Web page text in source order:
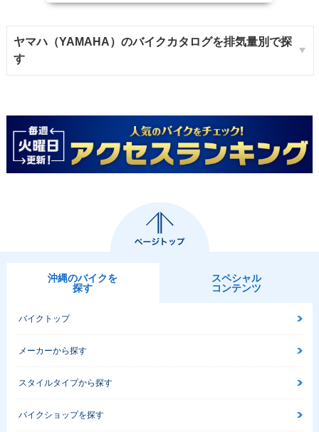
ヤマハ（YAMAHA）のバイクカタログを排気量別で探
す
沖縄のバイクを
探す
スペシャル
コンテンツ
バイクトップ
メーカーから探す
スタイルタイプから探す
バイクショップを探す